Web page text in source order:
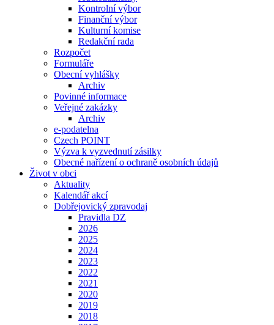
Kontrolní výbor
Finanční výbor
Kulturní komise
Redakční rada
Rozpočet
Formuláře
Obecní vyhlášky
Archiv
Povinné informace
Veřejné zakázky
Archiv
e-podatelna
Czech POINT
Výzva k vyzvednutí zásilky
Obecné nařízení o ochraně osobních údajů
Život v obci
Aktuality
Kalendář akcí
Dobřejovický zpravodaj
Pravidla DZ
2026
2025
2024
2023
2022
2021
2020
2019
2018